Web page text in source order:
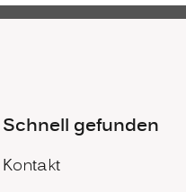
Schnell gefunden
Kontakt